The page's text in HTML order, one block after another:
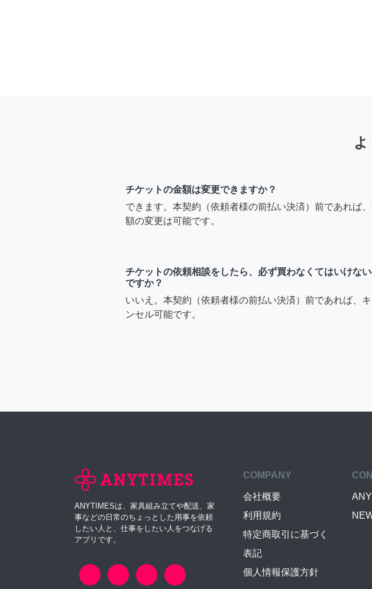
チケットの金額は変更できますか？
できます。本契約（依頼者様の前払い決済）前であれば
額の変更は可能です。
チケットの依頼相談をしたら、必ず買わなくてはいけな
ですか？
いいえ。本契約（依頼者様の前払い決済）前であれば、キ
ンセル可能です。
ANYTIMESは、家具組み立てや配送、家
事などの日常のちょっとした用事を依頼
したい人と、仕事をしたい人をつなげる
アプリです。
COMPANY
会社概要
利用規約
特定商取引に基づく
表記
個人情報保護方針